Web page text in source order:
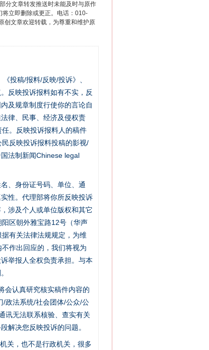
分文章转发推送时未能及时与原作
立即删除或更正。电话：010-
创文章欢迎转载，为尊重和维护原
投稿/报料/反映/投诉》、
反映投诉报料如有不实，反
及规章制度行使你的言论自
律、民事、经济及侵权责
。反映投诉报料人的稿件
反映投诉报料投稿的影视/
法制新闻Chinese legal
、身份证号码、单位、通
性。代理部将你所反映投诉
涉及个人或单位版权和其它
区朝外雅宝路12号（华声
有关法律法规规定，为维
作出回应的，我们将视为
举报人全权负责承担。与本
会认真研究核实稿件内容的
/政法系统/社会团体/公众/公
讯无法联系核验、查实有关
解决您反映投诉的问题。
关，也不是行政机关，很多
“神药”背后的真相